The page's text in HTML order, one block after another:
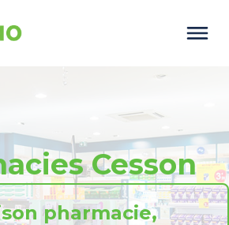
Cesson
pharmacie,